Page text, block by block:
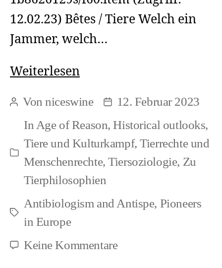
12.02.23) Bêtes / Tiere Welch ein
Jammer, welch…
WeiterlesenDeus
anima
brutorum
Beitragsautor
Vonniceswine Beitragsdatum
12. Februar 2023
Kategorien
InAge of Reason,Historical outlooks,
Tiere und Kulturkampf,Tierrechte und
Menschenrechte,Tiersoziologie, Zu
Tierphilosophien
Schlagwörter
Antibiologism and Antispe, Pioneers
in Europe
Keine Kommentarezu